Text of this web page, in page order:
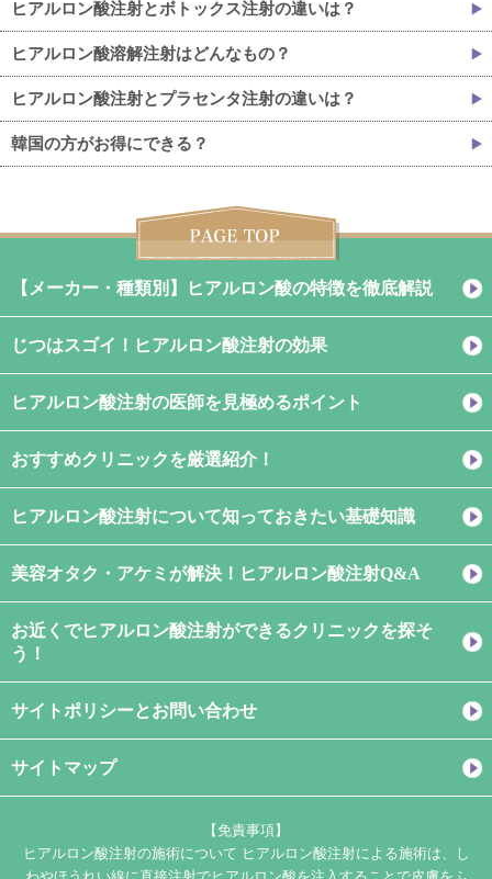
ヒアルロン酸注射とボトックス注射の違いは？
ヒアルロン酸溶解注射はどんなもの？
ヒアルロン酸注射とプラセンタ注射の違いは？
韓国の方がお得にできる？
【免責事項】
ヒアルロン酸注射の施術について ヒアルロン酸注射による施術は、し
【メーカー・種類別】ヒアルロン酸の特徴を徹底解説
じつはスゴイ！ヒアルロン酸注射の効果
ヒアルロン酸注射の医師を見極めるポイント
おすすめクリニックを厳選紹介！
ヒアルロン酸注射について知っておきたい基礎知識
美容オタク・アケミが解決！ヒアルロン酸注射Q&A
お近くでヒアルロン酸注射ができるクリニックを探そ
う！
サイトポリシーとお問い合わせ
サイトマップ